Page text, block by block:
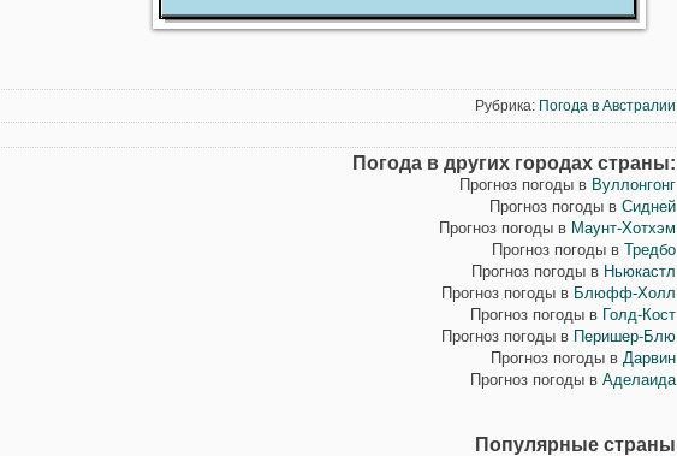
Рубрика: Погода в Австралии
Погода в других городах страны:
Прогноз погоды в Вуллонгонг
Прогноз погоды в Сидней
Прогноз погоды в Маунт-Хотхэм
Прогноз погоды в Тредбо
Прогноз погоды в Ньюкастл
Прогноз погоды в Блюфф-Холл
Прогноз погоды в Голд-Кост
Прогноз погоды в Перишер-Блю
Прогноз погоды в Дарвин
Прогноз погоды в Аделаида
Популярные страны